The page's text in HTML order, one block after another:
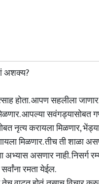
अशक्य?
होता. आपण सहलीला जाणार.
आपल्या सवंगड्यासोबत
नृत्य करायला मिळणार,
मिळणार. तीच ती शाळा
अभ्यास असणार नाही. निसर्ग
रमता येईल.